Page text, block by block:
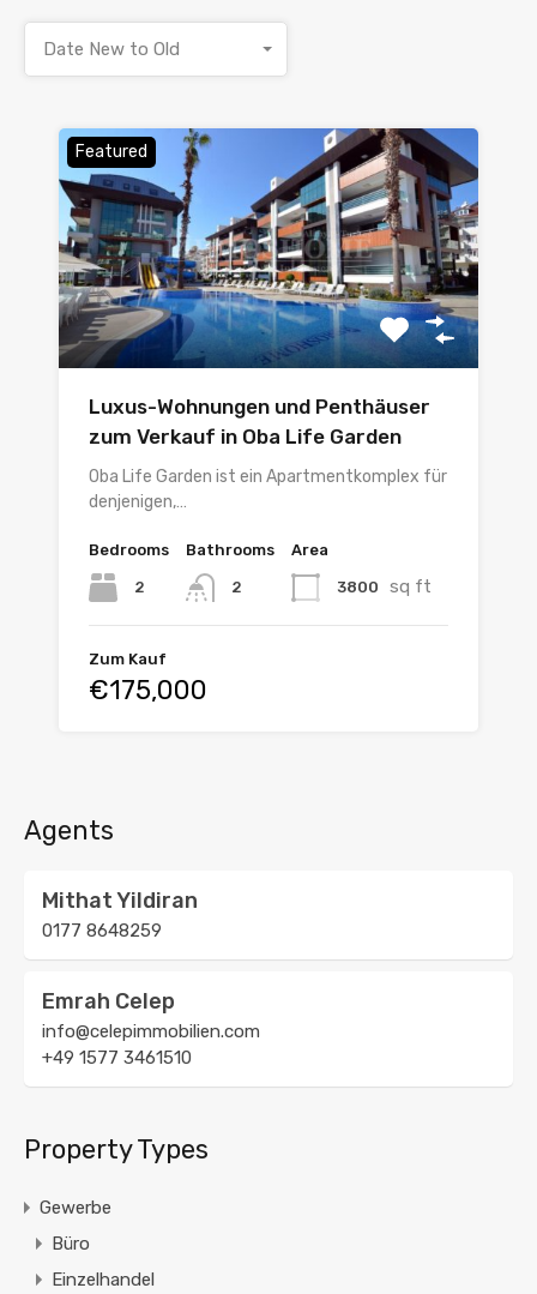
Date New to Old
Featured
Luxus-Wohnungen und Penthäuser
zum Verkauf in Oba Life Garden
Oba Life Garden ist ein Apartmentkomplex für
denjenigen,…
Bedrooms
2
Bathrooms
2
Area
3800 sq ft
Zum Kauf
€175,000
Agents
Mithat Yildiran
0177 8648259
Emrah Celep
info@celepimmobilien.com
+49 1577 3461510
Property Types
Gewerbe
Büro
Einzelhandel